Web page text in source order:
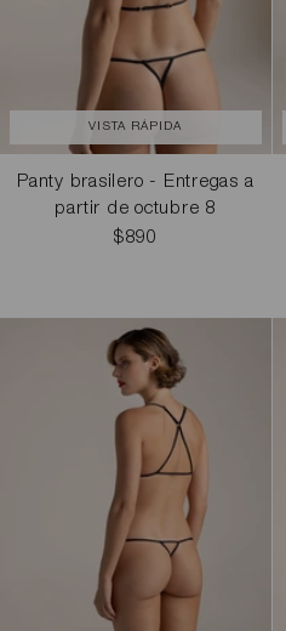
VISTA RÁPIDA
Panty brasilero - Entregas a
partir de octubre 8
$890